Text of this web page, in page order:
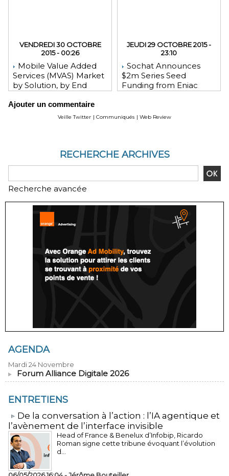
VENDREDI 30 OCTOBRE
2015 - 00:26
Mobile Value Added
Services (MVAS) Market
by Solution, by End
Geography - Global
Forecast and Analysis to
JEUDI 29 OCTOBRE 2015 -
23:10
Sochat Announces
$2m Series Seed
Funding from Eniac
Zhang
Ajouter un commentaire
Veille Twitter | Communiqués | Web Review
RECHERCHE ARCHIVES
Recherche avancée
AGENDA
Mardi 24 Novembre
Forum Alliance Digitale 2026
ENTRETIENS
​De la conversation à l’action : l’IA agentique et
l’avènement de l’interface invisible
Head of France & Benelux d’Infobip, Ricardo
Roman signe cette tribune évoquant l’évolution
d...